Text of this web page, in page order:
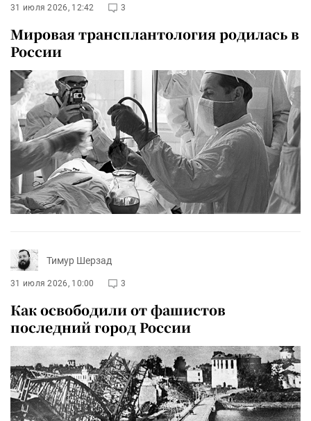
31 июля 2026, 12:42 3
Мировая трансплантология родилась в
России
Тимур Шерзад
31 июля 2026, 10:00 3
Как освободили от фашистов
последний город России